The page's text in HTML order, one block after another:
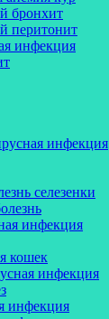
бронхит
перитонит
инфекция
инфекция
селезенки
инфекция
кошек
инфекция
инфекция